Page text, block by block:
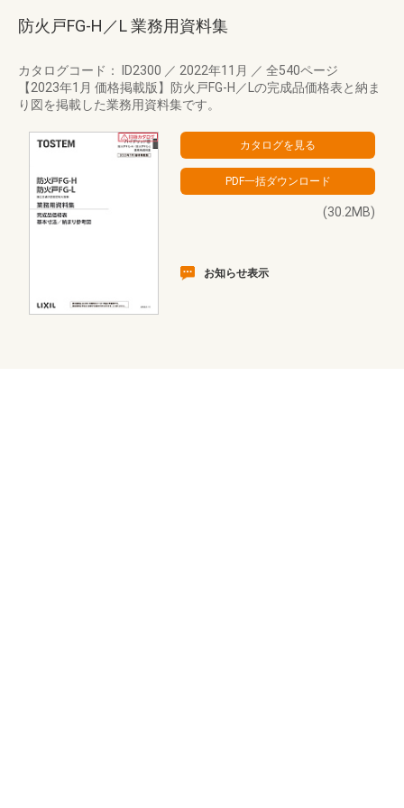
防火戸FG-H／L 業務用資料集
カタログコード： ID2300 ／ 2022年11月 ／ 全540ページ
【2023年1月 価格掲載版】防火戸FG-H／Lの完成品価格表と納ま
り図を掲載した業務用資料集です。
(30.2MB)
お知らせ表示